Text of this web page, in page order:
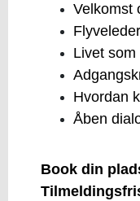
Velkomst
Livet
Hvordan
Åben
Book din